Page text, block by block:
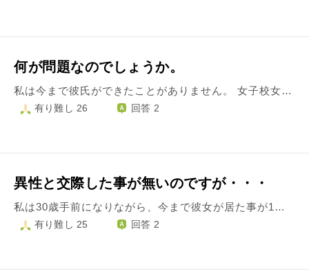
何が問題なのでしょうか。
私は今まで彼氏ができたことがありません。 女子校女子大は関係あるかもしれませんが、周りの友だちは同じ環境でもいます。それに、インカレサークルに入っていたので、全く男の子と関わる機会がなかったわけではありません。 私はすごく惚れっぽいところがあって、まだ全然関わってないのに少し話しただけで好きになってしまいます。それは態度には出しませんが、好きかもって思った人のことはずーっと頭で考えてしまいます。 自分で言うのも何ですが、何で彼氏ができないかが分かりません。いけないのは顔ですか？性格ですか？見た目ですか？ 女の子友だちは多いし、黄色のオーラなので、明るいと思います。優しいとも言われます。 彼氏が欲しいです。でも、彼氏が欲しいことを恥ずかしくも思っています。彼氏がいなくても十分楽しいから。とみんなに言いふらしたり、強がってる自分もいます。20歳だからまだまだ若いから平気よ。とか言われたりもするのですが、私は平気じゃないんです。 何が問題なのでしょうか。 やっぱりこの性格が彼氏できない理由なのでしょうか。 長文失礼しました。 長年の悩みなので回答していただけると とても嬉しいです。
有り難し 26 回答 2
異性と交際した事が無いのですが・・・
私は30歳手前になりながら、今まで彼女が居た事が1度もありません。 と言いますのも、多くの人が恋愛や男女交際を楽しみ、あるいは悩み、苦労してきたあろう10台半ば～20台初頭を趣味に過剰に入れ込んで過ごし（いわゆる「キモヲタ」でした）、女性とまともに話す事ができず、また女性に限らず対人関係の機微を知る機会が少ない人生を送って来たからです。 しかし、加齢・周囲の人間や環境の変化から、女性と交際したい、将来は結婚して家庭を持ちたい、といった方向に考え方が変わっていきました。 その為に変わる事を決意し、趣味は過剰にならない程度に抑え、身だしなみにできるだけ気を遣い、会話も盛り上がるよう努力してきましたが、異性との関係を交際に進めるような会話・行動・考え方はわからないままでした。 気になる人や好きになった人は居ましたし、友人の紹介で知り合って一緒に出かけた人も居たのですが、関係の進め方が分からずまごついているうちに疎遠になって終わりです。 この調子で頑張っていればいずれは・・・と思わなくもないですが、日常生活に出会いが全く無く、女性を紹介して貰えるような知り合いも極めて少ない為、難しいのではないかと思ってしまいます。 今では、自分は女性と交際できないような人格の人間なのではないかと疑ってしまったり、カップルや既婚者を見ると寂しさで身が張り裂けそうになります。 近々、街コンの参加や婚活サイトの利用も考えているのですが、この悩みを解決しないと無駄足になりそうで不安です。 周囲にはこの悩みを理解して貰える人が居ないので相談ができません。 どうかお知恵をお貸しください。 よろしくお願いします。
有り難し 25 回答 2